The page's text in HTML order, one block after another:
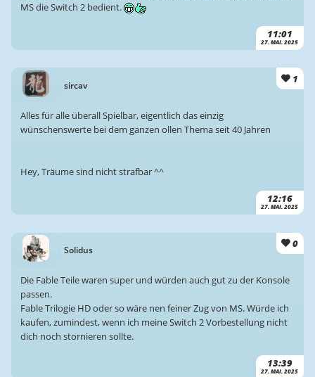
11:01
27. MAI. 2025
MS die Switch 2 bedient.
sircav
1
12:16
27. MAI. 2025
Alles für alle überall Spielbar, eigentlich das einzig
wünschenswerte bei dem ganzen ollen Thema seit 40 Jahren
Hey, Träume sind nicht strafbar ^^
Solidus
0
13:39
27. MAI. 2025
Die Fable Teile waren super und würden auch gut zu der Konsole
passen.
Fable Trilogie HD oder so wäre nen feiner Zug von MS. Würde ich
kaufen, zumindest, wenn ich meine Switch 2 Vorbestellung nicht
dich noch stornieren sollte.